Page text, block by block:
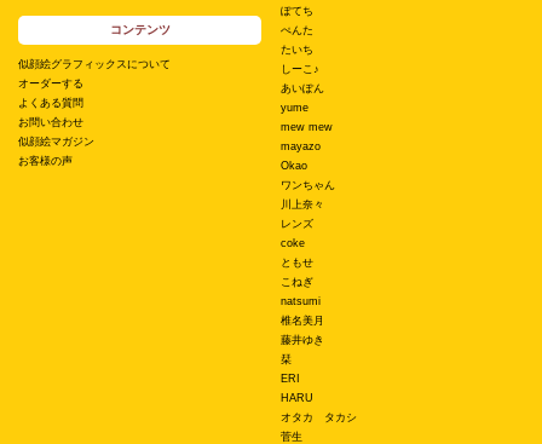
コンテンツ
似顔絵グラフィックスについて
オーダーする
よくある質問
お問い合わせ
似顔絵マガジン
お客様の声
ぽてち
ぺんた
たいち
しーこ♪
あいぽん
yume
mew mew
mayazo
Okao
ワンちゃん
川上奈々
レンズ
coke
ともせ
こねぎ
natsumi
椎名美月
藤井ゆき
栞
ERI
HARU
オタカ タカシ
菅生